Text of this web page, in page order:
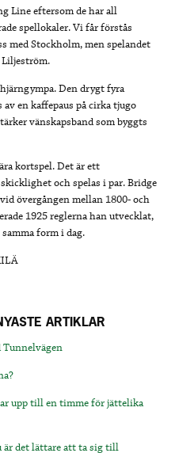
Line eftersom de har all
spellokaler. Vi får förstås
med Stockholm, men spelandet
Liljeström.
Den drygt fyra
en kaffepaus på cirka tjugo
vänskapsband som byggts
kortspel. Det är ett
och spelas i par. Bridge
övergången mellan 1800- och
1925 reglerna han utvecklat,
form i dag.
ARTIKLAR
Tunnelvägen
upp till en timme för jättelika
är det lättare att ta sig till